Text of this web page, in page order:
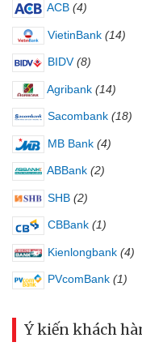
ACB (4)
VietinBank (14)
BIDV (8)
Agribank (14)
Sacombank (18)
MB Bank (4)
ABBank (2)
SHB (2)
CBBank (1)
Kienlongbank (4)
PVcomBank (1)
Ý kiến khách